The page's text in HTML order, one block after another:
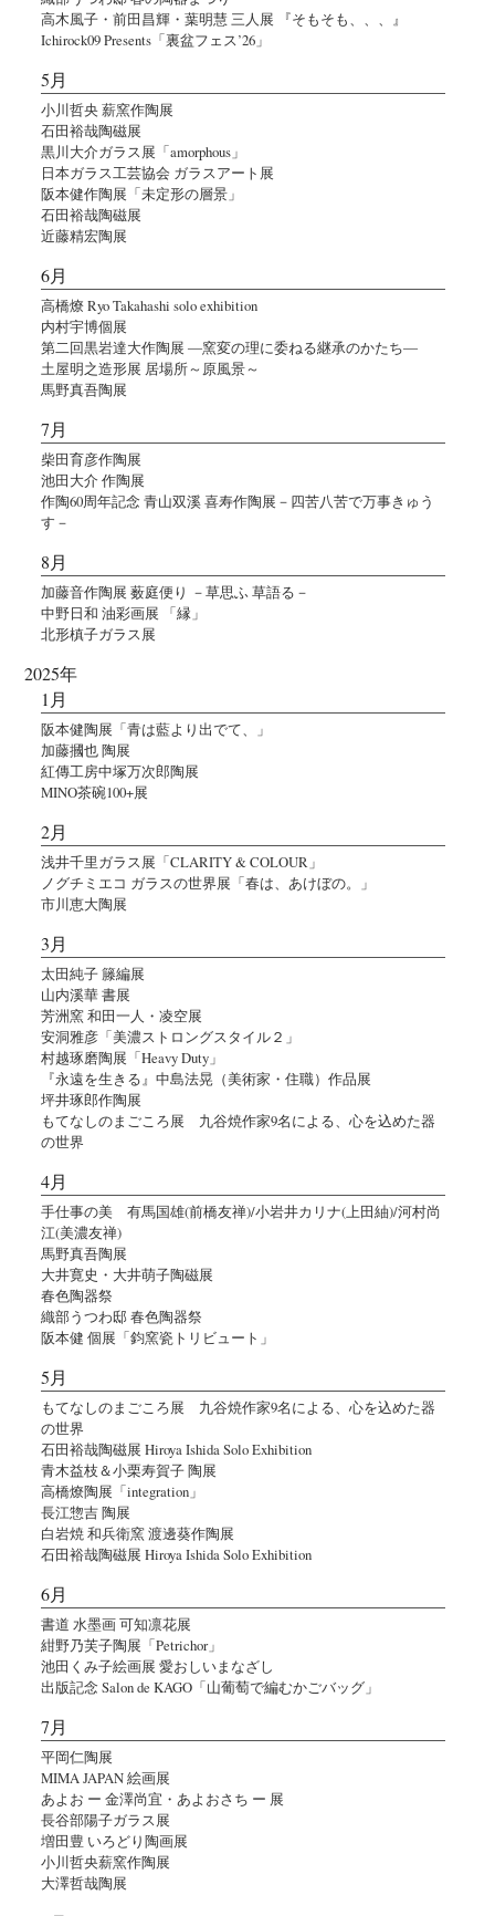
高木風子・前田昌輝・葉明慧 三人展 『そもそも、、、』
Ichirock09 Presents「裏盆フェス’26」
5月
小川哲央 薪窯作陶展
石田裕哉陶磁展
黒川大介ガラス展「amorphous」
日本ガラス工芸協会 ガラスアート展
阪本健作陶展「未定形の層景」
石田裕哉陶磁展
近藤精宏陶展
6月
高橋燎 Ryo Takahashi solo exhibition
内村宇博個展
第二回黒岩達大作陶展 ―窯変の理に委ねる継承のかたち―
土屋明之造形展 居場所～原風景～
馬野真吾陶展
7月
柴田育彦作陶展
池田大介 作陶展
作陶60周年記念 青山双溪 喜寿作陶展－四苦八苦で万事きゅう
す－
8月
加藤音作陶展 薮庭便り －草思ふ 草語る－
中野日和 油彩画展 「縁」
北形槙子ガラス展
2025年
1月
阪本健陶展「青は藍より出でて、」
加藤摑也 陶展
紅傳工房中塚万次郎陶展
MINO茶碗100+展
2月
浅井千里ガラス展「CLARITY & COLOUR」
ノグチミエコ ガラスの世界展「春は、あけぼの。」
市川恵大陶展
3月
太田純子 籐編展
山内溪華 書展
芳洲窯 和田一人・凌空展
安洞雅彦「美濃ストロングスタイル２」
村越琢磨陶展「Heavy Duty」
『永遠を生きる』中島法晃（美術家・住職）作品展
坪井琢郎作陶展
もてなしのまごころ展 九谷焼作家9名による、心を込めた器
の世界
4月
手仕事の美 有馬国雄(前橋友禅)/小岩井カリナ(上田紬)/河村尚
江(美濃友禅)
馬野真吾陶展
大井寛史・大井萌子陶磁展
春色陶器祭
織部うつわ邸 春色陶器祭
阪本健 個展「鈞窯瓷トリビュート」
5月
もてなしのまごころ展 九谷焼作家9名による、心を込めた器
の世界
石田裕哉陶磁展 Hiroya Ishida Solo Exhibition
青木益枝＆小栗寿賀子 陶展
高橋燎陶展「integration」
長江惣吉 陶展
白岩焼 和兵衛窯 渡邊葵作陶展
石田裕哉陶磁展 Hiroya Ishida Solo Exhibition
6月
書道 水墨画 可知凛花展
紺野乃芙子陶展「Petrichor」
池田くみ子絵画展 愛おしいまなざし
出版記念 Salon de KAGO「山葡萄で編むかごバッグ」
7月
平岡仁陶展
MIMA JAPAN 絵画展
あよお ー 金澤尚宜・あよおさち ー 展
長谷部陽子ガラス展
増田豊 いろどり陶画展
小川哲央薪窯作陶展
大澤哲哉陶展